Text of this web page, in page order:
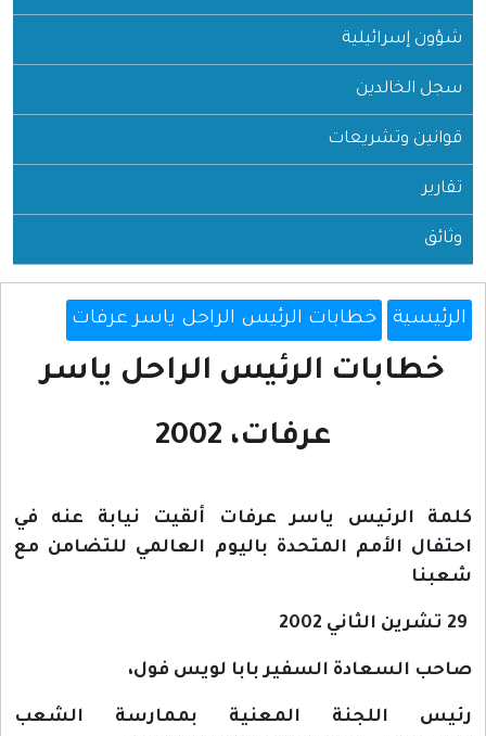
شؤون إسرائيلية
سجل الخالدين
قوانين وتشريعات
تقارير
وثائق
الرئيسية خطابات الرئيس الراحل ياسر عرفات
خطابات الرئيس الراحل ياسر
عرفات، 2002
كلمة الرئيس ياسر عرفات ألقيت نيابة عنه في
احتفال الأمم المتحدة باليوم العالمي للتضامن مع
شعبنا
صاحب السعادة السفير بابا لويس فول،
رئيس اللجنة المعنية بممارسة الشعب